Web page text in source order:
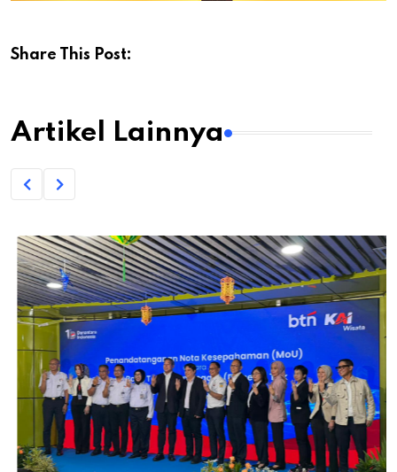
Share This Post:
Artikel Lainnya